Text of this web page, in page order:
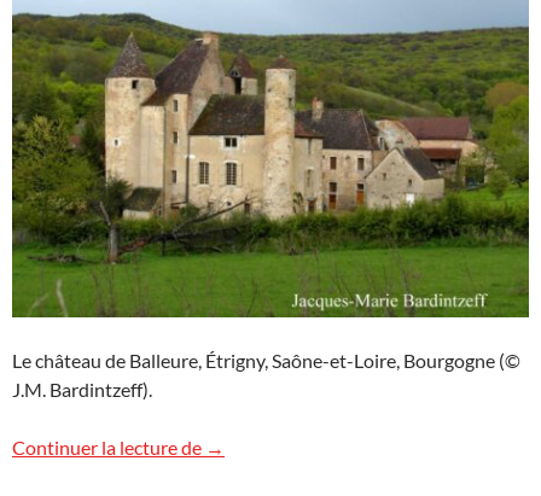
Le château de Balleure, Étrigny, Saône-et-Loire, Bourgogne (©
J.M. Bardintzeff).
Continuer la lecture de Le château de Balleure, Bourgogne
→